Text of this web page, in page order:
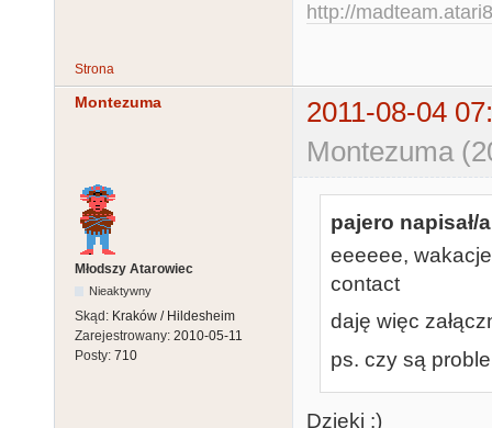
http://
Strona
Montezuma
2011-08-04
Montezuma
Młodszy Atarowiec
Nieaktywny
Skąd: Kraków / Hildesheim
Zarejestrowany: 2010-05-11
Posty: 710
pajero napisał/
eeeeee,
contact
daję więc
ps. czy są
Dzieki :)